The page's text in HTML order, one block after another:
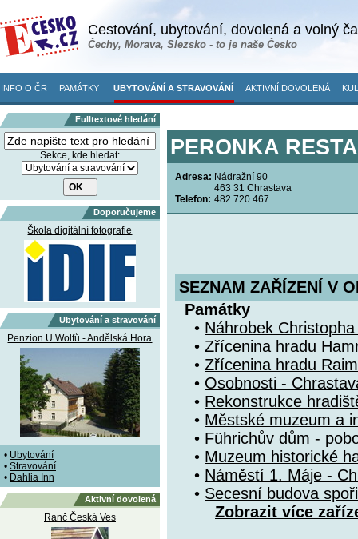
Cestování, ubytování, dovolená a volný
Čechy, Morava, Slezsko - to je naše Česko
INFO O ČR PAMÁTKY UBYTOVÁNÍ A STRAVOVÁNÍ AKTIVNÍ DOVOLENÁ
Fulltextové hledání
Sekce, kde hledat:
Doporučujeme
Škola digitální fotografie
Ubytování a stravování
Penzion U Wolfů - Andělská Hora
• Ubytování
• Stravování
• Dahlia Inn
Aktivní dovolená
Ranč Česká Ves
PERONKA
Adresa: Nádražní 90
463 31 Chrastava
Telefon: 482 720 467
SEZNAM ZAŘÍZENÍ V
Památky
• Náhrobek
• Zřícenina hradu
• Zřícenina hradu
• Osobnosti -
• Rekonstrukce
• Městské muzeum a
• Führichův dům -
• Muzeum historické
• Náměstí 1. Máje -
• Secesní budova
Zobrazit více